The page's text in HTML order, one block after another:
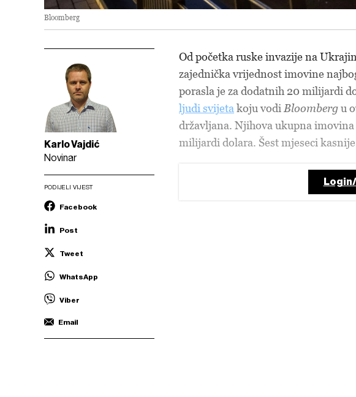
Bloomberg
Karlo Vajdić
Novinar
PODIJELI VIJEST
Facebook
Post
Tweet
WhatsApp
Viber
Email
Od početka ruske invazije na
zajednička vrijednost imovine
porasla je za dodatnih 20 milijardi
ljudi svijeta koju vodi Bloombergu
državljana. Njihova ukupna
milijardi dolara. Šest mjeseci